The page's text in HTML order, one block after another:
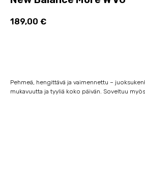
189,00 €
Pehmeä, hengittävä ja vaimennettu –
mukavuutta ja tyyliä koko päivän. Soveltuu